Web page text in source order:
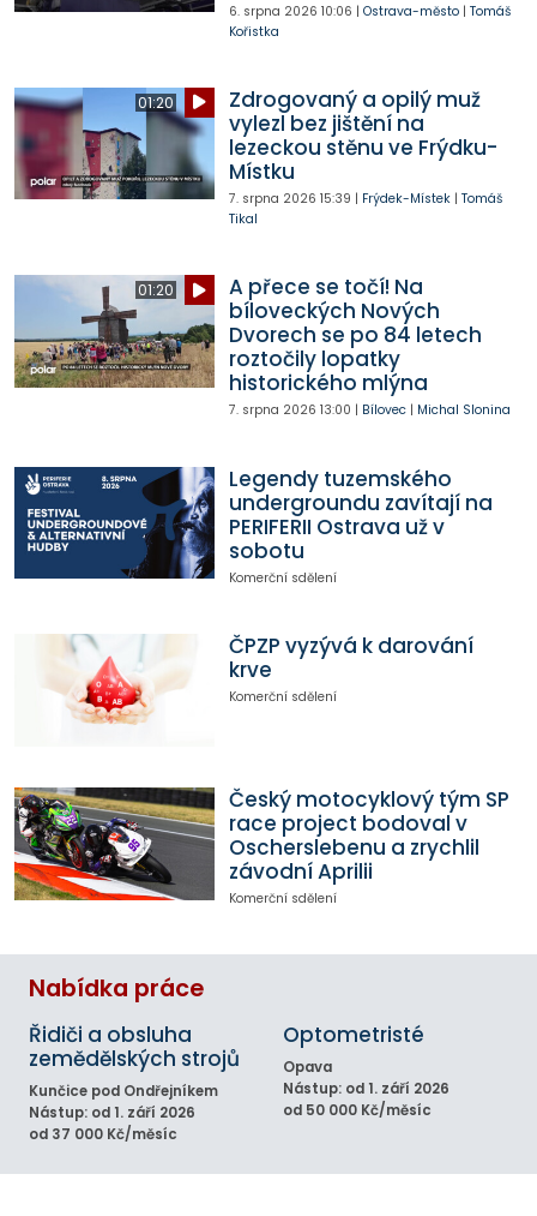
6. srpna 2026 10:06 | Ostrava-město| Tomáš
Kořistka
01:20
Zdrogovaný a opilý muž
vylezl bez jištění na
lezeckou stěnu ve Frýdku-
Místku
7. srpna 2026 15:39 | Frýdek-Místek| Tomáš
Tikal
01:20
A přece se točí! Na
bíloveckých Nových
Dvorech se po 84 letech
roztočily lopatky
historického mlýna
7. srpna 2026 13:00 | Bílovec| Michal Slonina
Legendy tuzemského
undergroundu zavítají na
PERIFERII Ostrava už v
sobotu
Komerční sdělení
ČPZP vyzývá k darování
krve
Komerční sdělení
Český motocyklový tým SP
race project bodoval v
Oscherslebenu a zrychlil
závodní Aprilii
Komerční sdělení
Nabídka práce
Řidiči a obsluha
zemědělských strojů
Kunčice pod Ondřejníkem
Nástup: od 1. září 2026
od 37 000 Kč/měsíc
Optometristé
Opava
Nástup: od 1. září 2026
od 50 000 Kč/měsíc